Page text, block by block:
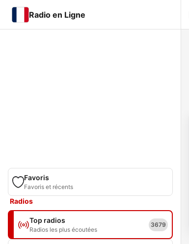
Radio en Ligne
Favoris
Favoris et récents
Radios
Top radios
Radios les plus écoutées
3679